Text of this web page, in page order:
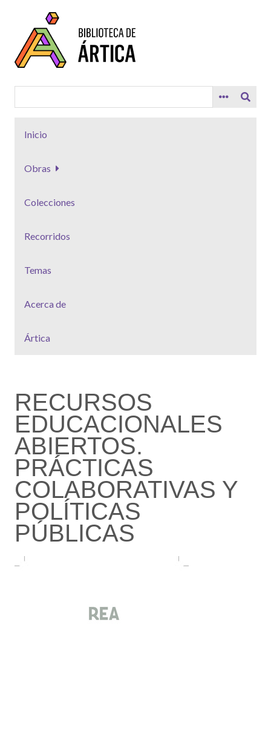
contenido
principal
Inicio
Obras
Colecciones
Recorridos
Temas
Acerca de
Ártica
RECURSOS
EDUCACIONALES
ABIERTOS.
PRÁCTICAS
COLABORATIVAS Y
POLÍTICAS
PÚBLICAS